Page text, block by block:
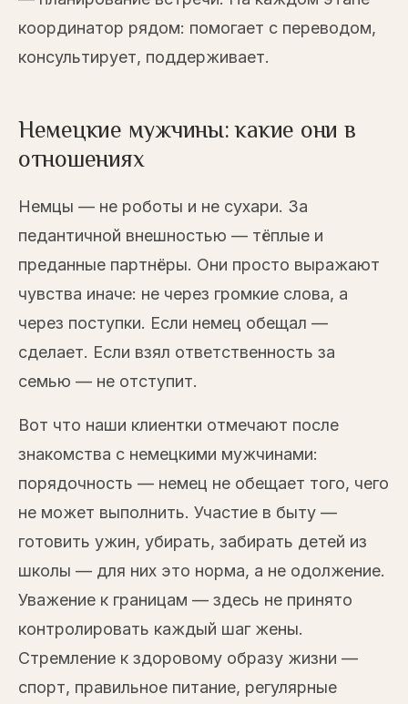
координатор рядом: помогает с переводом,
консультирует, поддерживает.
Немецкие мужчины: какие они в
отношениях
Немцы — не роботы и не сухари. За
педантичной внешностью — тёплые и
преданные партнёры. Они просто выражают
чувства иначе: не через громкие слова, а
через поступки. Если немец обещал —
сделает. Если взял ответственность за
семью — не отступит.
Вот что наши клиентки отмечают после
знакомства с немецкими мужчинами:
порядочность — немец не обещает того, чего
не может выполнить. Участие в быту —
готовить ужин, убирать, забирать детей из
школы — для них это норма, а не одолжение.
Уважение к границам — здесь не принято
контролировать каждый шаг жены.
Стремление к здоровому образу жизни —
спорт, правильное питание, регулярные